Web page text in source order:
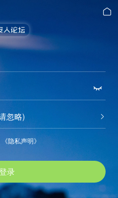



忽略)
《隐私声明》
录